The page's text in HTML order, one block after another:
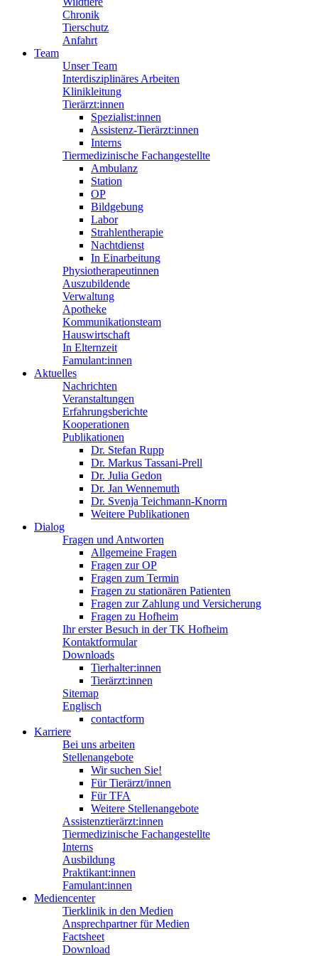
Chronik
Tierschutz
Anfahrt
Team
Unser Team
Interdisziplinäres Arbeiten
Klinikleitung
Tierärzt:innen
Spezialist:innen
Assistenz-Tierärzt:innen
Interns
Tiermedizinische Fachangestellte
Ambulanz
Station
OP
Bildgebung
Labor
Strahlentherapie
Nachtdienst
In Einarbeitung
Physiotherapeutinnen
Auszubildende
Verwaltung
Apotheke
Kommunikationsteam
Hauswirtschaft
In Elternzeit
Famulant:innen
Aktuelles
Nachrichten
Veranstaltungen
Erfahrungsberichte
Kooperationen
Publikationen
Dr. Stefan Rupp
Dr. Markus Tassani-Prell
Dr. Julia Gedon
Dr. Jan Wennemuth
Dr. Svenja Teichmann-Knorrn
Weitere Publikationen
Dialog
Fragen und Antworten
Allgemeine Fragen
Fragen zur OP
Fragen zum Termin
Fragen zu stationären Patienten
Fragen zur Zahlung und Versicherung
Fragen zu Hofheim
Ihr erster Besuch in der TK Hofheim
Kontaktformular
Downloads
Tierhalter:innen
Tierärzt:innen
Sitemap
Englisch
contactform
Karriere
Bei uns arbeiten
Stellenangebote
Wir suchen Sie!
Für Tierärzt/innen
Für TFA
Weitere Stellenangebote
Assistenztierärzt:innen
Tiermedizinische Fachangestellte
Interns
Ausbildung
Praktikant:innen
Famulant:innen
Mediencenter
Tierklinik in den Medien
Ansprechpartner für Medien
Factsheet
Download